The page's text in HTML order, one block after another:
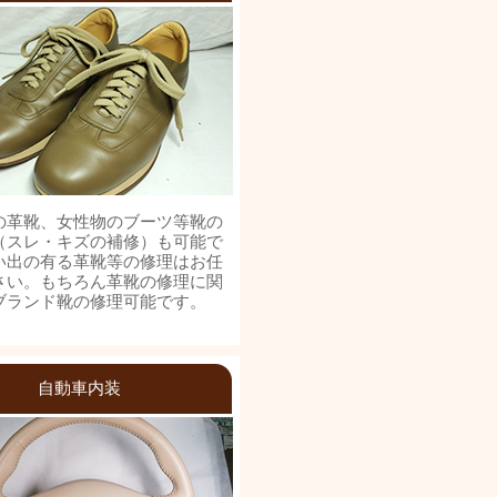
革靴、女性物のブーツ等靴の
スレ・キズの補修）も可能で
出の有る革靴等の修理はお任
い。もちろん革靴の修理に関
ランド靴の修理可能です。
自動車内装